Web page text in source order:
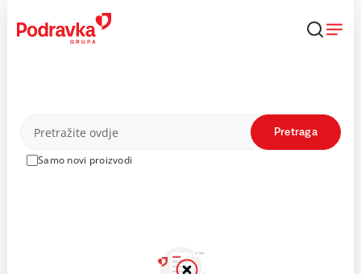
content
Proizvodi
Samo novi proizvodi
Pretraga